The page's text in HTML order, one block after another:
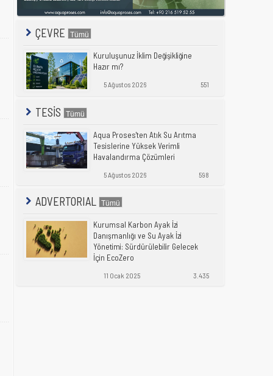
ÇEVRE
Kuruluşunuz İklim Değişikliğine
Hazır mı?
5 Ağustos 2026 551
TESİS
Aqua Proses'ten Atık Su Arıtma
Tesislerine Yüksek Verimli
Havalandırma Çözümleri
5 Ağustos 2026 598
ADVERTORIAL
Kurumsal Karbon Ayak İzi
Danışmanlığı ve Su Ayak İzi
Yönetimi: Sürdürülebilir Gelecek
İçin EcoZero
11 Ocak 2025 3.435